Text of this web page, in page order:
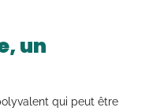
un
qui peut être